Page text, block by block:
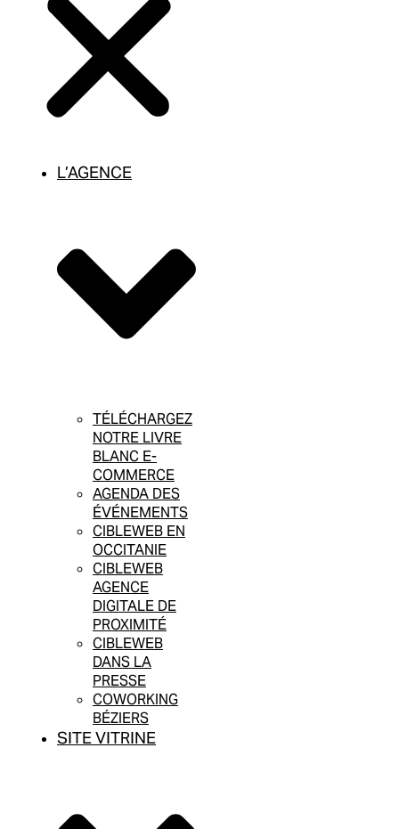
L’AGENCE
TÉLÉCHARGEZ
NOTRE LIVRE
BLANC E-
COMMERCE
AGENDA DES
ÉVÉNEMENTS
CIBLEWEB EN
OCCITANIE
CIBLEWEB
AGENCE
DIGITALE DE
PROXIMITÉ
CIBLEWEB
DANS LA
PRESSE
COWORKING
BÉZIERS
SITE VITRINE